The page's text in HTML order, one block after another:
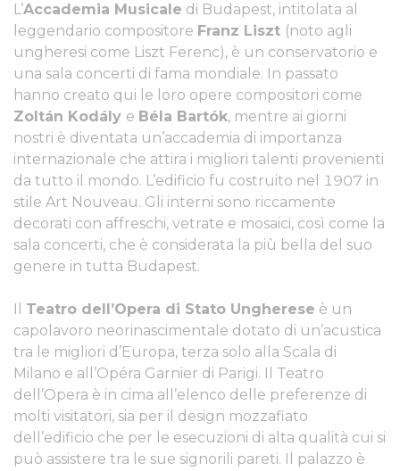
L’Accademia Musicale di Budapest, intitolata al
leggendario compositore Franz Liszt (noto agli
ungheresi come Liszt Ferenc), è un conservatorio e
una sala concerti di fama mondiale. In passato
hanno creato qui le loro opere compositori come
Zoltán Kodály e Béla Bartók, mentre ai giorni
nostri è diventata un’accademia di importanza
internazionale che attira i migliori talenti provenienti
da tutto il mondo. L’edificio fu costruito nel 1907 in
stile Art Nouveau. Gli interni sono riccamente
decorati con affreschi, vetrate e mosaici, così come la
sala concerti, che è considerata la più bella del suo
genere in tutta Budapest.
Il Teatro dell’Opera di Stato Ungherese è un
capolavoro neorinascimentale dotato di un’acustica
tra le migliori d’Europa, terza solo alla Scala di
Milano e all’Opéra Garnier di Parigi. Il Teatro
dell’Opera è in cima all’elenco delle preferenze di
molti visitatori, sia per il design mozzafiato
dell’edificio che per le esecuzioni di alta qualità cui si
può assistere tra le sue signorili pareti. Il palazzo è